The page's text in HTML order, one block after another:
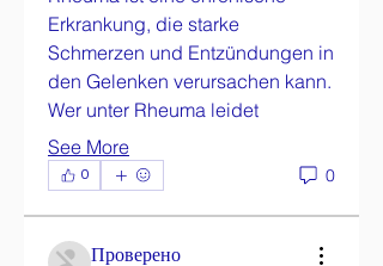
Erkrankung, die starke
Schmerzen und Entzündungen in
den Gelenken verursachen kann.
Wer unter Rheuma leidet
See More
0 0
Проверено
About
Welcome to the group! You can
connect with other members,
ge...
Read more